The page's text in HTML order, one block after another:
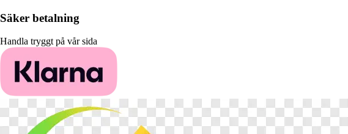
Säker betalning
Handla tryggt på vår sida